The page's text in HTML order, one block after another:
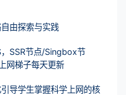
由探索与实践
SSR节点/Singbox节
网梯子每天更新
导学生掌握科学上网的核